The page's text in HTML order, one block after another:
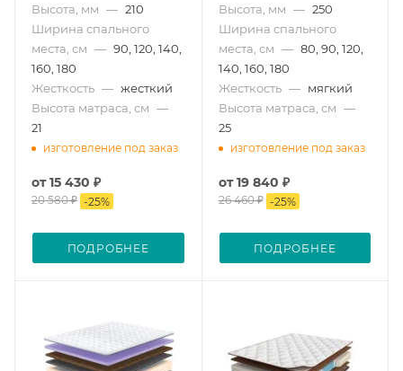
Высота, мм — 210
Ширина спального
места, см — 90, 120, 140,
160, 180
Жесткость — жесткий
Высота матраса, см —
21
изготовление под заказ
от15 430 ₽
20 580 ₽ -25%
ПОДРОБНЕЕ
Высота, мм — 250
Ширина спального
места, см — 80, 90, 120,
140, 160, 180
Жесткость — мягкий
Высота матраса, см —
25
изготовление под заказ
от19 840 ₽
26 460 ₽ -25%
ПОДРОБНЕЕ